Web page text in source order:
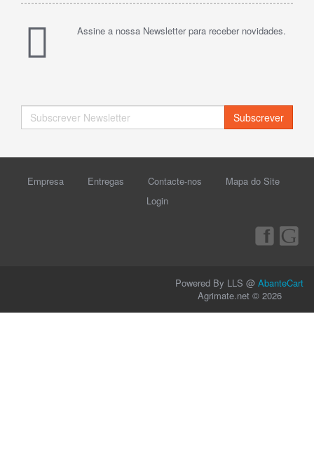
Assine a nossa Newsletter para receber novidades.
Subscrever
Empresa Entregas Contacte-nos
Mapa do Site
Login
Powered By LLS @ AbanteCart
Agrimate.net © 2026